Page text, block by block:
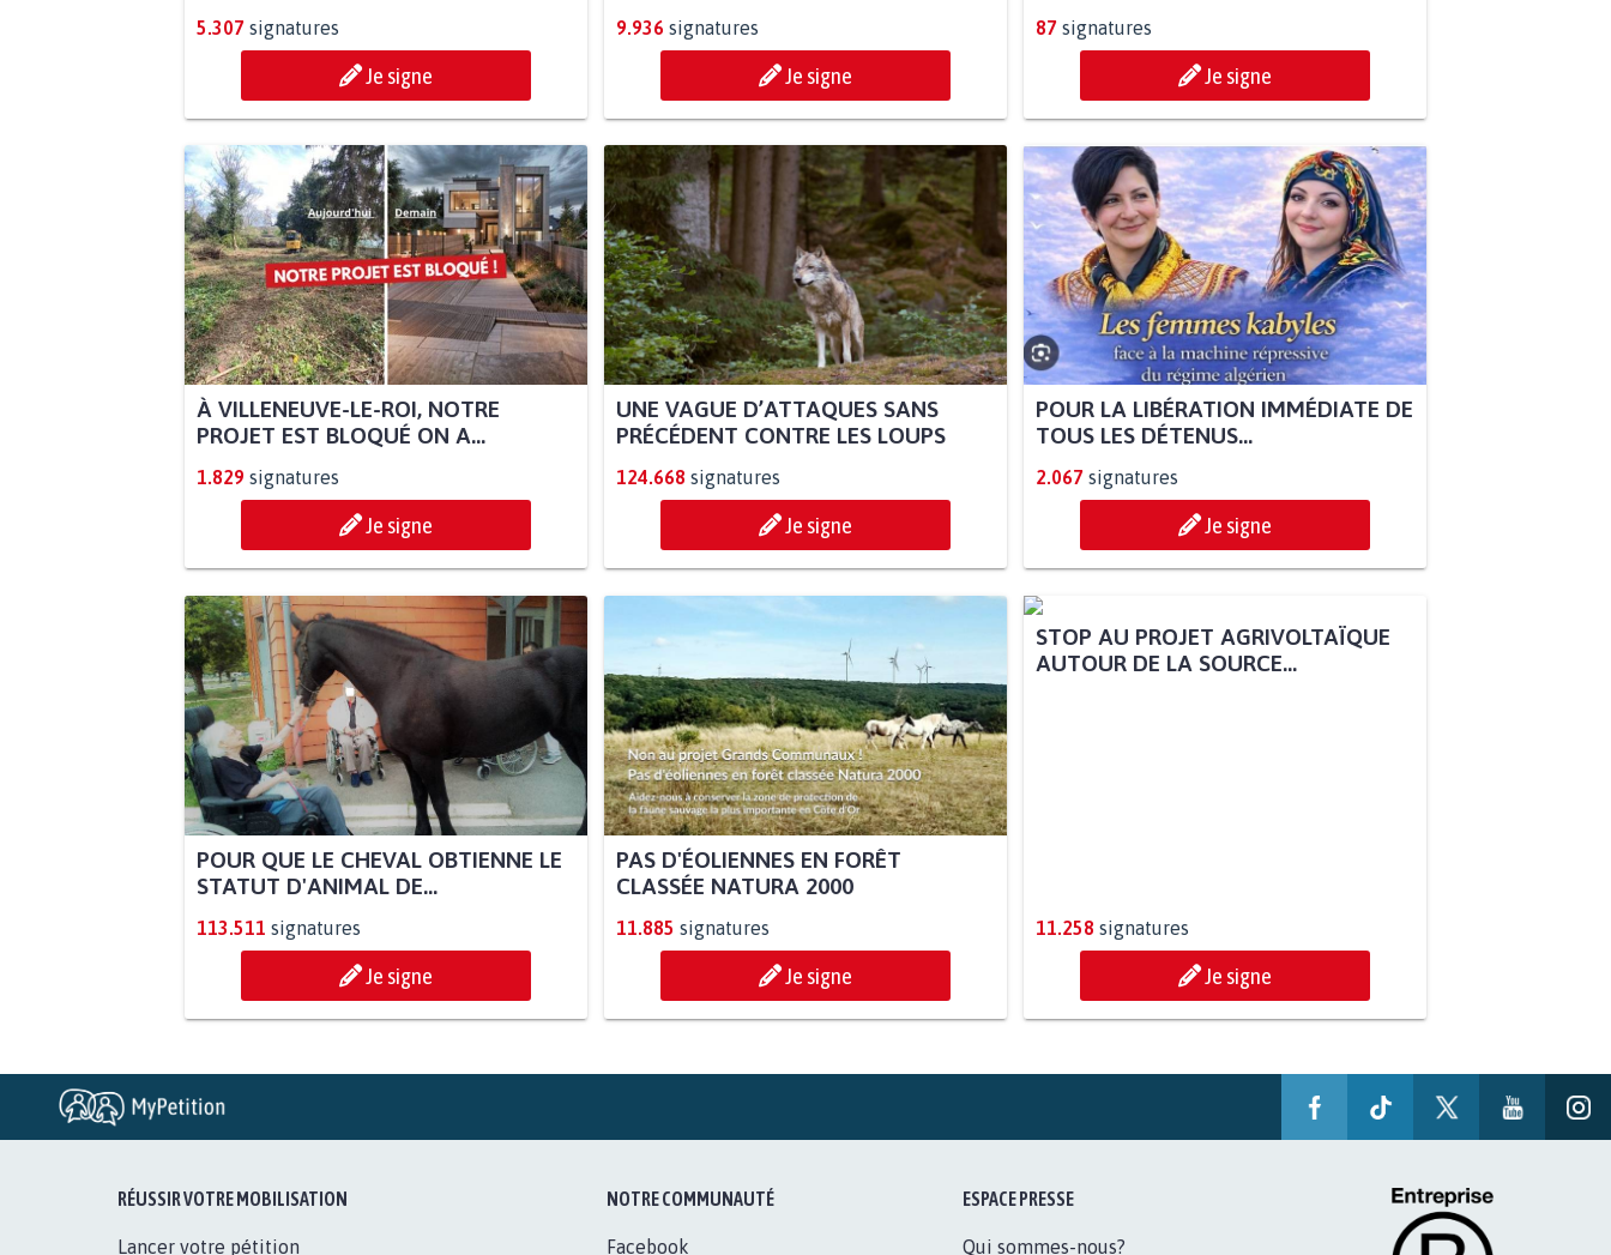
5.307 signatures
Je signe
9.936 signatures
Je signe
87 signatures
Je signe
À VILLENEUVE-LE-ROI, NOTRE
PROJET EST BLOQUÉ ON A...
1.829 signatures
Je signe
UNE VAGUE D’ATTAQUES SANS
PRÉCÉDENT CONTRE LES LOUPS
124.668 signatures
Je signe
POUR LA LIBÉRATION IMMÉDIATE DE
TOUS LES DÉTENUS...
2.067 signatures
Je signe
POUR QUE LE CHEVAL OBTIENNE LE
STATUT D'ANIMAL DE...
113.511 signatures
Je signe
PAS D'ÉOLIENNES EN FORÊT
CLASSÉE NATURA 2000
11.885 signatures
Je signe
11.258 signatures
Je signe
RÉUSSIR VOTRE MOBILISATION
Lancer votre pétition
NOTRE COMMUNAUTÉ
Facebook
ESPACE PRESSE
Qui sommes-nous?